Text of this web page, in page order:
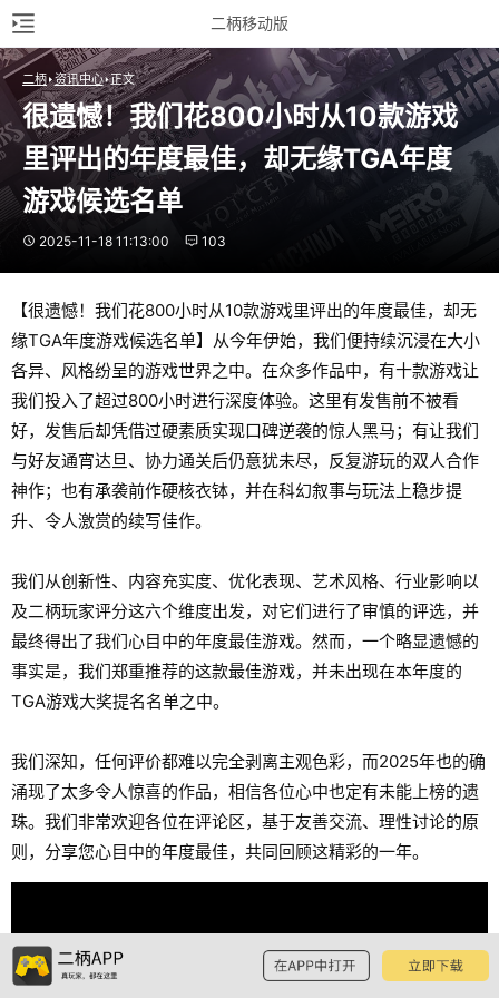
二柄移动版
二柄 资讯中心 正文
很遗憾！我们花800小时从10款游戏
里评出的年度最佳，却无缘TGA年度
游戏候选名单
2025-11-18 11:13:00 103
【很遗憾！我们花800小时从10款游戏里评出的年度最佳，却无
缘TGA年度游戏候选名单】从今年伊始，我们便持续沉浸在大小
各异、风格纷呈的游戏世界之中。在众多作品中，有十款游戏让
我们投入了超过800小时进行深度体验。这里有发售前不被看
好，发售后却凭借过硬素质实现口碑逆袭的惊人黑马；有让我们
与好友通宵达旦、协力通关后仍意犹未尽，反复游玩的双人合作
神作；也有承袭前作硬核衣钵，并在科幻叙事与玩法上稳步提
升、令人激赏的续写佳作。
我们从创新性、内容充实度、优化表现、艺术风格、行业影响以
及二柄玩家评分这六个维度出发，对它们进行了审慎的评选，并
最终得出了我们心目中的年度最佳游戏。然而，一个略显遗憾的
事实是，我们郑重推荐的这款最佳游戏，并未出现在本年度的
TGA游戏大奖提名名单之中。
我们深知，任何评价都难以完全剥离主观色彩，而2025年也的确
涌现了太多令人惊喜的作品，相信各位心中也定有未能上榜的遗
珠。我们非常欢迎各位在评论区，基于友善交流、理性讨论的原
则，分享您心目中的年度最佳，共同回顾这精彩的一年。